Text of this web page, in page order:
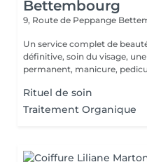
Bettembourg
9, Route de Peppange
Un service complet de
définitive, soin du visage,
permanent, manicure,
Rituel de soin
Traitement Organique